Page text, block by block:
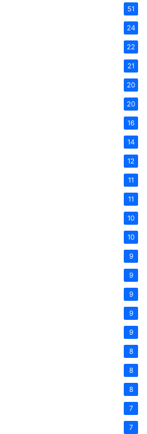
51
24
22
21
20
20
16
14
12
11
11
10
10
9
9
9
9
9
8
8
8
7
7